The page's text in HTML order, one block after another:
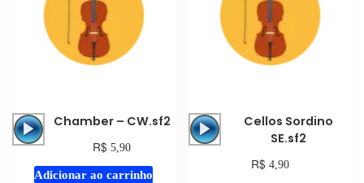
Tocador
áudio
Chamber – CW.sf2
R$ 5,90
Adicionar ao carrinho
Tocador
de
Cellos Sordino
SE.sf2
R$ 4,90